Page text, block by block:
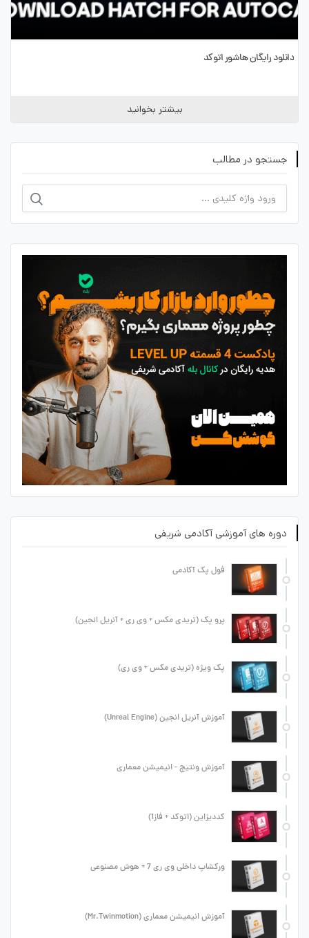
دانلود رایگان هاشور اتوکد
بیشتر بخوانید
جستجو در مطالب
دوره های آموزشی آکادمی شریفی
فول پک آکادمی
پرو پک (تریدی مکس + وی ری + آنریل انجین)
پک ویژه (تریدی مکس + وی ری)
آموزش آنریل انجین (Unreal Engine)
آموزش ونتیج - انیمیشن معماری
کددیزاین (اتوکد + فاز1)
ورکشاپ داخلی وی ری 7 + هوش مصنوعی
آموزش انیمیشن معماری (Mr.Twinmotion)